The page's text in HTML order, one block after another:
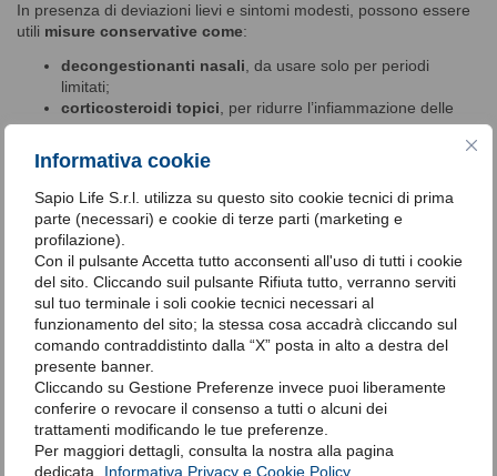
Informativa cookie
Sapio Life S.r.l. utilizza su questo sito cookie tecnici di prima
parte (necessari) e cookie di terze parti (marketing e
profilazione).
Con il pulsante Accetta tutto acconsenti all'uso di tutti i cookie
del sito. Cliccando suil pulsante Rifiuta tutto, verranno serviti
sul tuo terminale i soli cookie tecnici necessari al
funzionamento del sito; la stessa cosa accadrà cliccando sul
comando contraddistinto dalla “X” posta in alto a destra del
presente banner.
Cliccando su Gestione Preferenze invece puoi liberamente
conferire o revocare il consenso a tutti o alcuni dei
trattamenti modificando le tue preferenze.
Per maggiori dettagli, consulta la nostra alla pagina
dedicata.
Informativa Privacy e Cookie Policy
In presenza di deviazioni lievi e sintomi modesti, possono essere
utili misure conservative come:
decongestionanti nasali , da usare solo per periodi
limitati;
corticosteroidi topici , per ridurre l’infiammazione delle
mucose;
lavaggi nasali con soluzioni saline
pervietà.
È bene sottolineare che queste opzioni alleviano i sintomi, ma
non correggono la deviazione anatomica.
Chirurgia: la settoplastica
Nei casi moderati o gravi, la terapia risolutiva è la settoplastica
intervento chirurgico che corregge la deviazione riportando il setto
in posizione centrale.
L’operazione viene generalmente eseguita in anestesia
generalee prevede tempi di recupero rapidi, con
significativo della respirazione e della qualità del sonno